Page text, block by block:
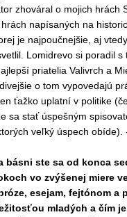
zhováral o mojich hrách
napísaných na
je najpoučnejšie, aj
Lomidrevo si poradil
priatelia Valivrch a
o tom vypovedajú
ťažko uplatní v politike
sa stať úspešným
veľký úspech obíde).
básni ste sa od konca
vo zvýšenej miere
esejam, fejtónom a
mladých a čím